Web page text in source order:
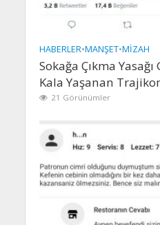
HABERLER•MANŞET•MIZAH
Sokağa Çıkma
Kala Yaşanan
21 Görünümler